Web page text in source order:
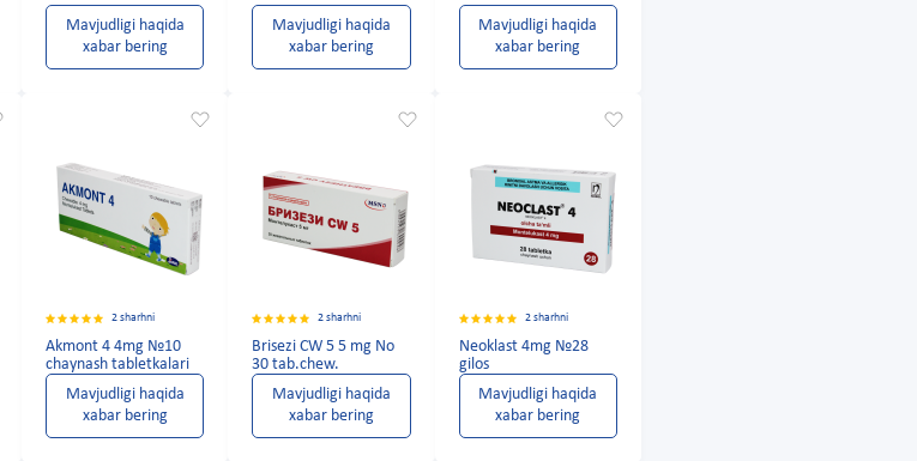
Mavjudligi haqida
xabar bering
Mavjudligi haqida
xabar bering
Mavjudligi haqida
xabar bering
2 sharhni
Akmont 4 4mg №10
chaynash tabletkalari
Mavjudligi haqida
xabar bering
2 sharhni
Brisezi CW 5 5 mg No
30 tab.chew.
Mavjudligi haqida
xabar bering
2 sharhni
Neoklast 4mg №28
gilos
Mavjudligi haqida
xabar bering